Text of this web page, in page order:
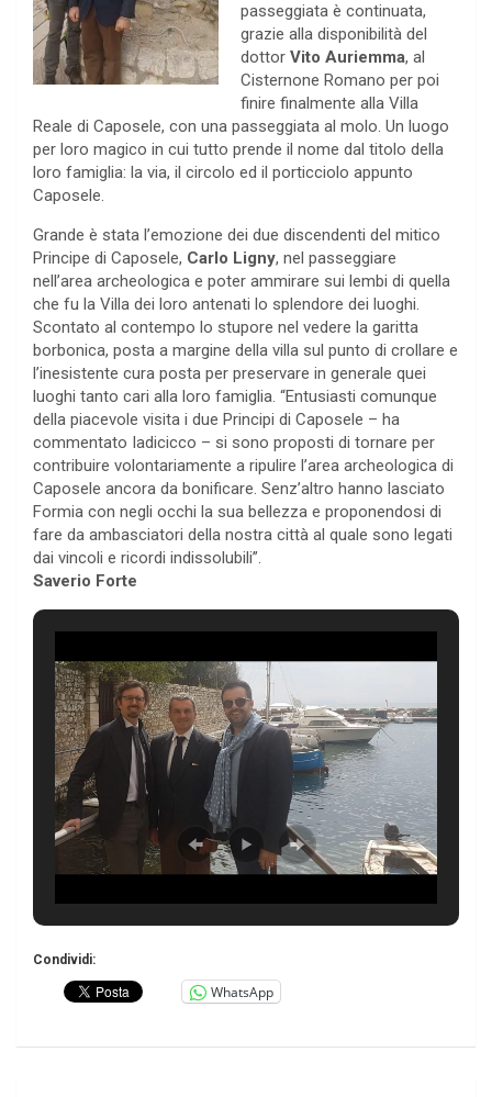
passeggiata è continuata,
grazie alla disponibilità del
dottor Vito Auriemma, al
Cisternone Romano per poi
finire finalmente alla Villa
Reale di Caposele, con una passeggiata al molo. Un luogo
per loro magico in cui tutto prende il nome dal titolo della
loro famiglia: la via, il circolo ed il porticciolo appunto
Caposele.
Grande è stata l’emozione dei due discendenti del mitico
Principe di Caposele, Carlo Ligny, nel passeggiare
nell’area archeologica e poter ammirare sui lembi di quella
che fu la Villa dei loro antenati lo splendore dei luoghi.
Scontato al contempo lo stupore nel vedere la garitta
borbonica, posta a margine della villa sul punto di crollare e
l’inesistente cura posta per preservare in generale quei
luoghi tanto cari alla loro famiglia. “Entusiasti comunque
della piacevole visita i due Principi di Caposele – ha
commentato Iadicicco – si sono proposti di tornare per
contribuire volontariamente a ripulire l’area archeologica di
Caposele ancora da bonificare. Senz’altro hanno lasciato
Formia con negli occhi la sua bellezza e proponendosi di
fare da ambasciatori della nostra città al quale sono legati
dai vincoli e ricordi indissolubili”.
Saverio Forte
Condividi:
WhatsApp